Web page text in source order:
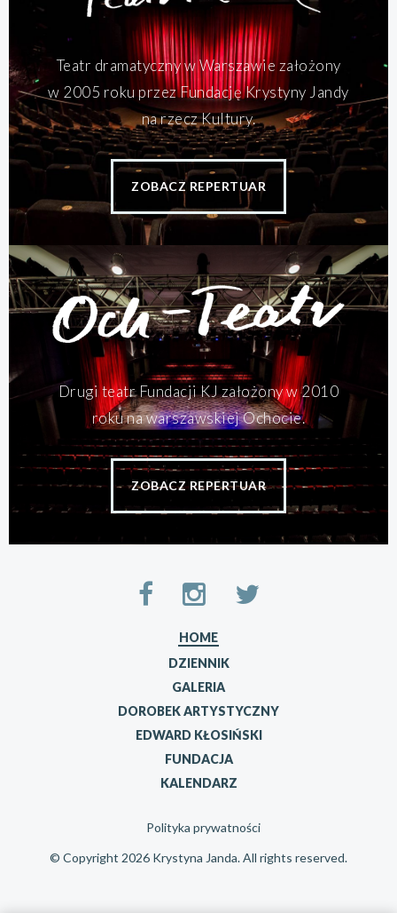
Teatr dramatyczny w Warszawie założony
w 2005 roku przez Fundację Krystyny Jandy
na rzecz Kultury.
ZOBACZ REPERTUAR
Drugi teatr Fundacji KJ założony w 2010
roku na warszawskiej Ochocie.
ZOBACZ REPERTUAR
HOME
DZIENNIK
GALERIA
DOROBEK ARTYSTYCZNY
EDWARD KŁOSIŃSKI
FUNDACJA
KALENDARZ
Polityka prywatności
© Copyright 2026 Krystyna Janda. All rights reserved.